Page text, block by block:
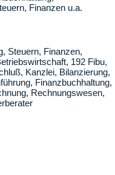
Finanzen u.a.
Steuern, Finanzen,
192 Fibu,
Kanzlei, Bilanzierung,
Finanzbuchhaltung,
Rechnungswesen,